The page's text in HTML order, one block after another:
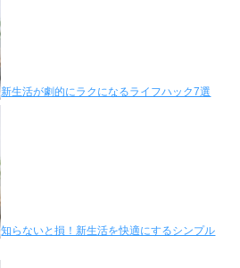
新生活が劇的にラクになるライフハック7選
知らないと損！新生活を快適にするシンプル